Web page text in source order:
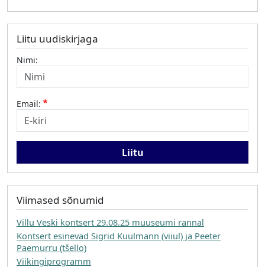
Liitu uudiskirjaga
Nimi:
Email:
Viimased sõnumid
Villu Veski kontsert 29.08.25 muuseumi rannal
Kontsert esinevad Sigrid Kuulmann (viiul) ja Peeter
Paemurru (tšello)
Viikingiprogramm